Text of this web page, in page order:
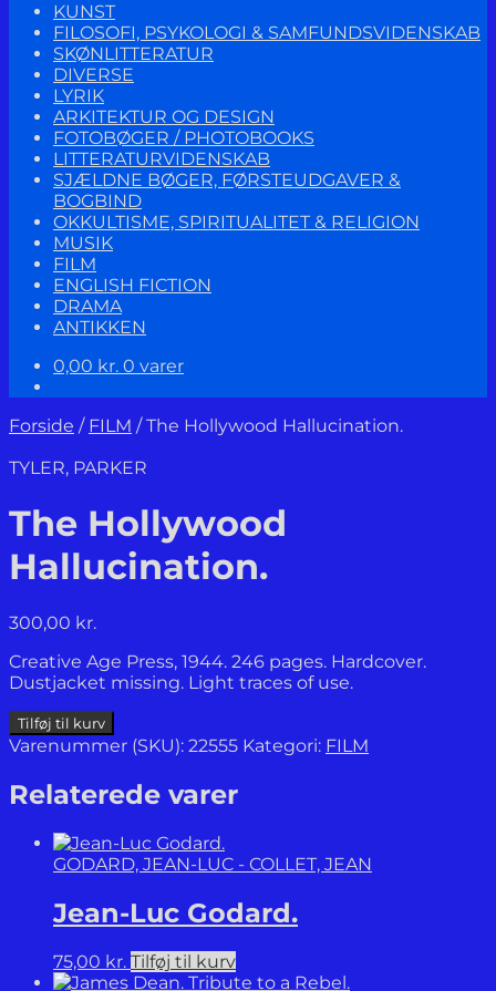
KUNST
FILOSOFI, PSYKOLOGI & SAMFUNDSVIDENSKAB
SKØNLITTERATUR
DIVERSE
LYRIK
ARKITEKTUR OG DESIGN
FOTOBØGER / PHOTOBOOKS
LITTERATURVIDENSKAB
SJÆLDNE BØGER, FØRSTEUDGAVER &
BOGBIND
OKKULTISME, SPIRITUALITET & RELIGION
MUSIK
FILM
ENGLISH FICTION
DRAMA
ANTIKKEN
0,00 kr. 0 varer
Forside / FILM /The Hollywood Hallucination.
TYLER, PARKER
The Hollywood
Hallucination.
300,00 kr.
Creative Age Press, 1944. 246 pages. Hardcover.
Dustjacket missing. Light traces of use.
The
Hollywood
antal
Tilføj til kurv
Varenummer (SKU): 22555 Kategori: FILM
Relaterede varer
GODARD, JEAN-LUC - COLLET, JEAN
Jean-Luc Godard.
75,00 kr. Tilføj til kurv